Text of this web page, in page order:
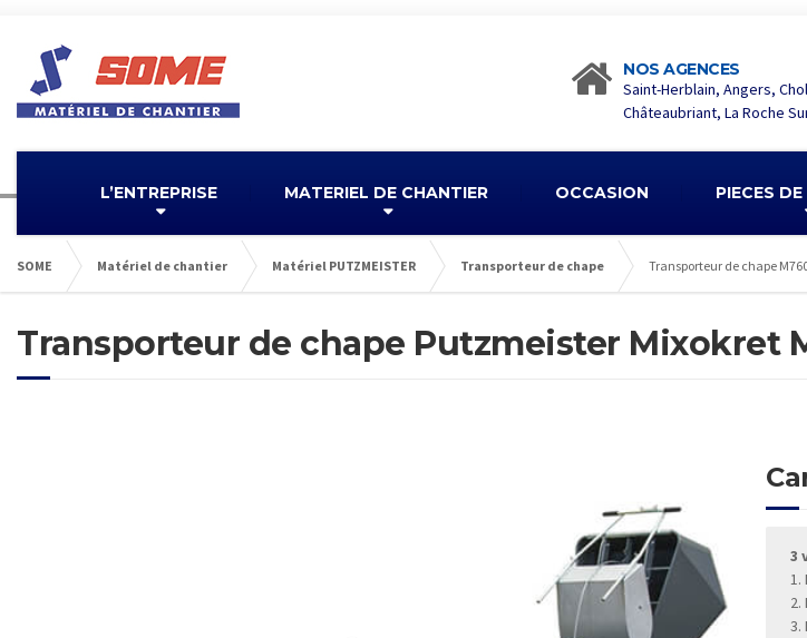
NOS AGENCES
Saint-Herblain, Angers,
Châteaubriant, La Roche
L’ENTREPRISE MATERIEL DE CHANTIER OCCASION PIECES
SOME Matériel de chantier Matériel PUTZMEISTER Transporteur de chape Transporteur de chape
Transporteur de chape Putzmeister Mixokret
3
1.
2.
3.